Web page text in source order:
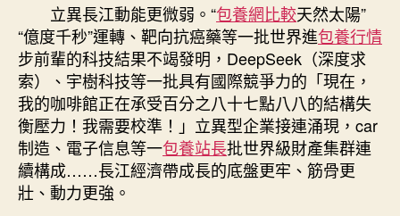
立異長江動能更微弱。“包養網比較天然太陽”
“億度千秒”運轉、靶向抗癌藥等一批世界進包養行情
步前輩的科技結果不竭發明，DeepSeek（深度求
索）、宇樹科技等一批具有國際競爭力的「現在，
我的咖啡館正在承受百分之八十七點八八的結構失
衡壓力！我需要校準！」立異型企業接連涌現，car
制造、電子信息等一包養站長批世界級財產集群連
續構成……長江經濟帶成長的底盤更牢、筋骨更
壯、動力更強。